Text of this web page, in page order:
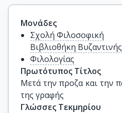
Μονάδες
Σχολή Φιλοσοφική
Βιβλιοθήκη
Φιλολογίας
Πρωτότυπος Τίτλος
Μετά την προζα και την
της γραφής
Γλώσσες Τεκμηρίου